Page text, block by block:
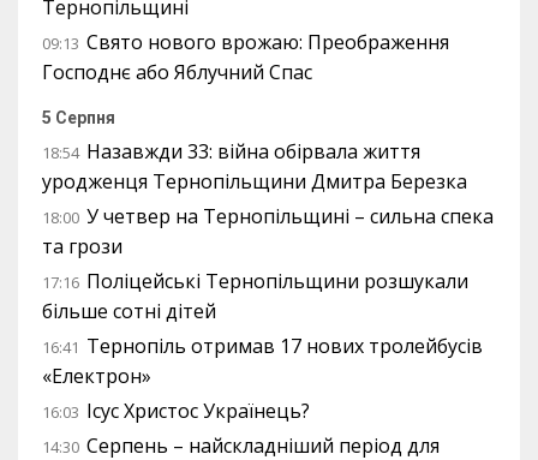
Тернопільщині
09:13 Свято нового врожаю: Преображення
Господнє або Яблучний Спас
5 Серпня
18:54 Назавжди 33: війна обірвала життя
уродженця Тернопільщини Дмитра Березка
18:00 У четвер на Тернопільщині – сильна спека
та грози
17:16 Поліцейські Тернопільщини розшукали
більше сотні дітей
16:41 Тернопіль отримав 17 нових тролейбусів
«Електрон»
16:03 Ісус Христос Українець?
14:30 Серпень – найскладніший період для